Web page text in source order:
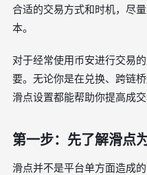
合适的交易方式和时机，尽
本。
对于经常使用币安进行交易
要。无论你是在兑换、跨链
滑点设置都能帮助你提高成
第一步：先了解滑点
滑点并不是平台单方面造成